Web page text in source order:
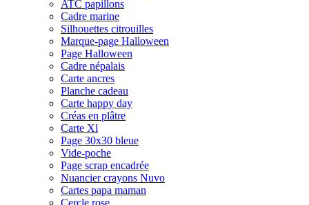
ATC papillons
Cadre marine
Silhouettes citrouilles
Marque-page Halloween
Page Halloween
Cadre népalais
Carte ancres
Planche cadeau
Carte happy day
Créas en plâtre
Carte Xl
Page 30x30 bleue
Vide-poche
Page scrap encadrée
Nuancier crayons Nuvo
Cartes papa maman
Cercle rose